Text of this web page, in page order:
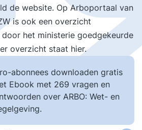
de website. OpArboportaal van
is ook een overzicht
het ministerie goedgekeurde
overzicht staat hier.
abonnees downloaden gratis
Ebook met 269 vragen en
over ARBO: Wet- en